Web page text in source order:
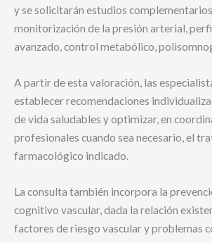
y se solicitarán estudios
monitorización de la presión arterial,
avanzado, control metabólico,
A partir de esta valoración, las
establecer recomendaciones
de vida saludables y optimizar, en
profesionales cuando sea necesario, el
farmacológico indicado.
La consulta también incorpora la
cognitivo vascular, dada la relación
factores de riesgo vascular y problemas